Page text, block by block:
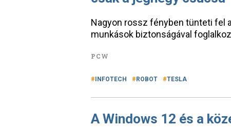
Nagyon rossz fényben tünteti fel
munkások biztonságával
PCW
INFOTECH ROBOT TESLA
A Windows 12 és a